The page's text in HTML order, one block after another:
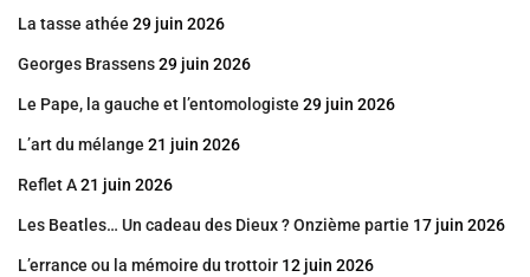
La tasse athée 29 juin 2026
Georges Brassens29 juin 2026
Le Pape, la gauche et l’entomologiste 29 juin 2026
L’art du mélange 21 juin 2026
Reflet A21 juin 2026
Les Beatles… Un cadeau des Dieux ? Onzième partie 17 juin 2026
L’errance ou la mémoire du trottoir 12 juin 2026